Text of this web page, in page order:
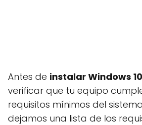
Antes de instalar Windows
verificar que tu equipo
requisitos mínimos del
dejamos una lista de los